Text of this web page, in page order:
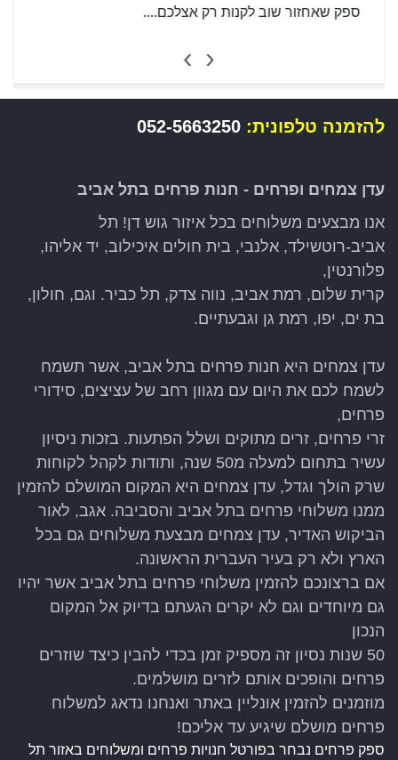
ספק שאחזור שוב לקנות רק אצלכם....
‹
›
להזמנה טלפונית: 052-5663250
עדן צמחים ופרחים - חנות פרחים בתל אביב
אנו מבצעים משלוחים בכל איזור גוש דן! תל
אביב-רוטשילד, אלנבי, בית חולים איכילוב, יד אליהו,
פלורנטין,
קרית שלום, רמת אביב, נווה צדק, תל כביר. וגם, חולון,
בת ים, יפו, רמת גן וגבעתיים.
עדן צמחים היא חנות פרחים בתל אביב, אשר תשמח
לשמח לכם את היום עם מגוון רחב של עציצים, סידורי
פרחים,
זרי פרחים, זרים מתוקים ושלל הפתעות. בזכות ניסיון
עשיר בתחום למעלה מ50 שנה, ותודות לקהל לקוחות
שרק הולך וגדל, עדן צמחים היא המקום המושלם להזמין
ממנו משלוחי פרחים בתל אביב והסביבה. אגב, לאור
הביקוש האדיר, עדן צמחים מבצעת משלוחים גם בכל
הארץ ולא רק בעיר העברית הראשונה.
אם ברצונכם להזמין משלוחי פרחים בתל אביב אשר יהיו
גם מיוחדים וגם לא יקרים הגעתם בדיוק אל המקום
הנכון
50 שנות נסיון זה מספיק זמן בכדי להבין כיצד שוזרים
פרחים והופכים אותם לזרים מושלמים.
מוזמנים להזמין אונליין באתר ואנחנו נדאג למשלוח
פרחים מושלם שיגיע עד אליכם!
ספק פרחים נבחר בפורטל חנויות פרחים ומשלוחים באזור תל